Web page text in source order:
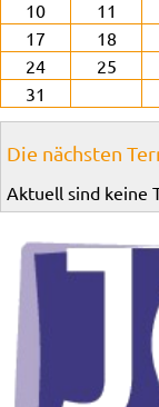
10
11
17
18
24
25
31
Die nächsten
Aktuell sind keine